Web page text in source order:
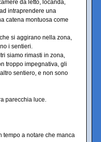
da letto, locanda,
intraprendere una
catena montuosa come
si aggirano nella zona,
i sentieri.
siamo rimasti in zona,
troppo impegnativa, gli
sentiero, e non sono
parecchia luce.
tempo a notare che manca